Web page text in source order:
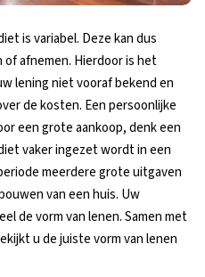
is variabel. Deze kan dus
afnemen. Hierdoor is het
lening niet vooraf bekend en
de kosten. Een persoonlijke
een grote aankoop, denk een
vaker ingezet wordt in een
meerdere grote uitgaven
van een huis. Uw
de vorm van lenen. Samen met
u de juiste vorm van lenen